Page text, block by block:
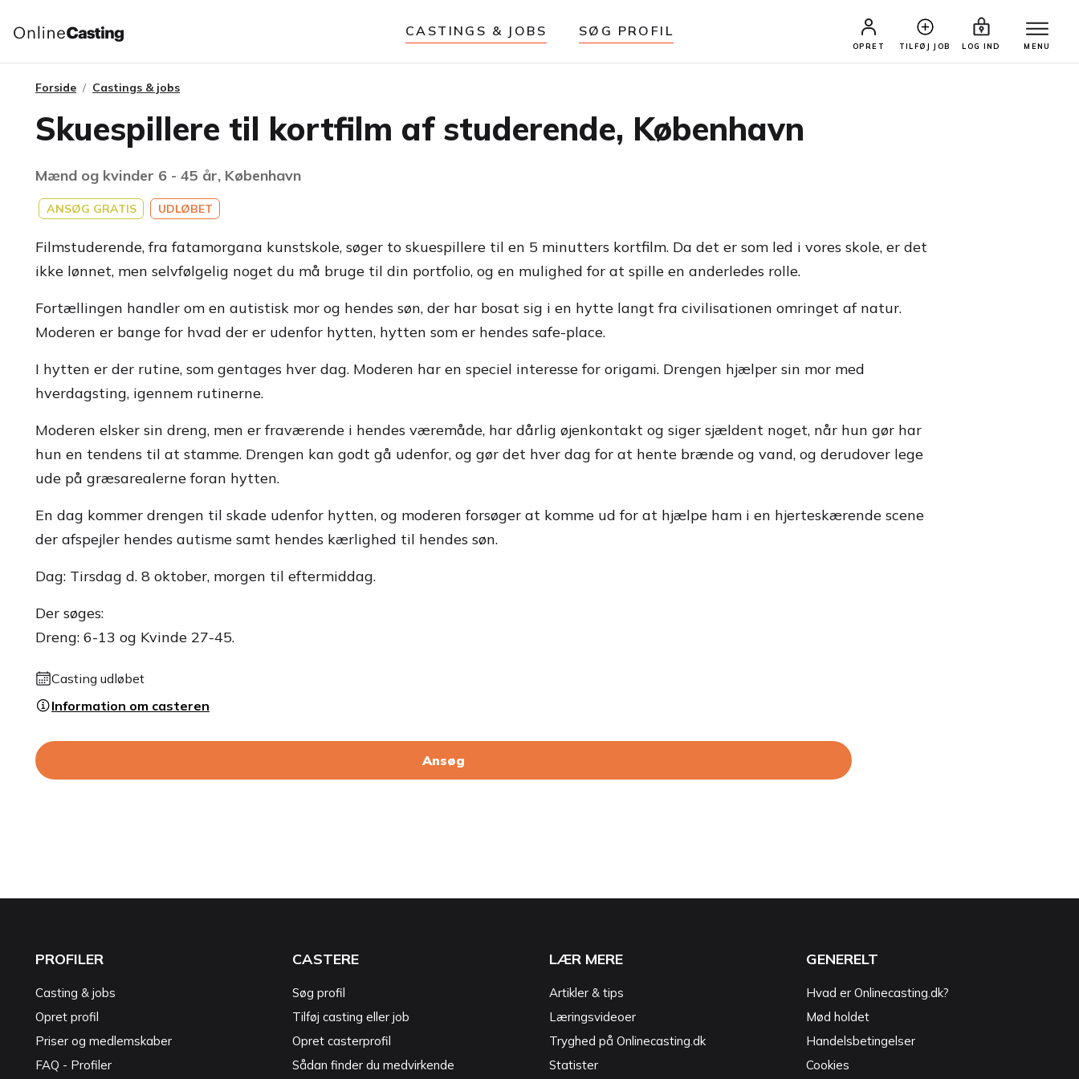
CASTINGS & JOBS SØG PROFIL
OPRET TILFØJ JOB LOG IND MENU
Forside Castings & jobs
Skuespillere til kortfilm af studerende, København
Mænd og kvinder 6 - 45 år, København
ANSØG GRATIS UDLØBET
Filmstuderende, fra fatamorgana kunstskole, søger to skuespillere til en 5 minutters kortfilm. Da det er som led i vores skole, er det
ikke lønnet, men selvfølgelig noget du må bruge til din portfolio, og en mulighed for at spille en anderledes rolle.
Fortællingen handler om en autistisk mor og hendes søn, der har bosat sig i en hytte langt fra civilisationen omringet af natur.
Moderen er bange for hvad der er udenfor hytten, hytten som er hendes safe-place.
I hytten er der rutine, som gentages hver dag. Moderen har en speciel interesse for origami. Drengen hjælper sin mor med
hverdagsting, igennem rutinerne.
Moderen elsker sin dreng, men er fraværende i hendes væremåde, har dårlig øjenkontakt og siger sjældent noget, når hun gør har
hun en tendens til at stamme. Drengen kan godt gå udenfor, og gør det hver dag for at hente brænde og vand, og derudover lege
ude på græsarealerne foran hytten.
En dag kommer drengen til skade udenfor hytten, og moderen forsøger at komme ud for at hjælpe ham i en hjerteskærende scene
der afspejler hendes autisme samt hendes kærlighed til hendes søn.
Dag: Tirsdag d. 8 oktober, morgen til eftermiddag.
Der søges:
Dreng: 6-13 og Kvinde 27-45.
Casting udløbet
Information om casteren
Ansøg
PROFILER
Casting & jobs
Opret profil
Priser og medlemskaber
FAQ - Profiler
CASTERE
Søg profil
Tilføj casting eller job
Opret casterprofil
Sådan finder du medvirkende
LÆR MERE
Artikler & tips
Læringsvideoer
Tryghed på Onlinecasting.dk
Statister
GENERELT
Hvad er Onlinecasting.dk?
Mød holdet
Handelsbetingelser
Cookies